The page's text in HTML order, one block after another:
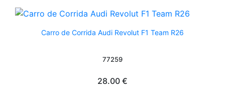
Carro de Corrida Audi Revolut F1 Team R26
77259
28.00 €